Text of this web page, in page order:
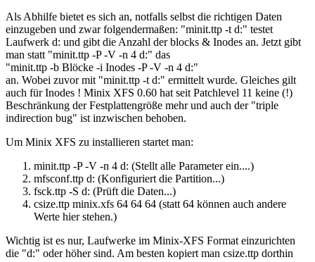
Als Abhilfe bietet es sich an, notfalls selbst die richtigen Daten
einzugeben und zwar folgendermaßen: "minit.ttp -t d:" testet
Laufwerk d: und gibt die Anzahl der blocks & Inodes an. Jetzt gibt
man statt "minit.ttp -P -V -n 4 d:" das
"minit.ttp -b Blöcke -i Inodes -P -V -n 4 d:"
an. Wobei zuvor mit "minit.ttp -t d:" ermittelt wurde. Gleiches gilt
auch für Inodes ! Minix XFS 0.60 hat seit Patchlevel 11 keine (!)
Beschränkung der Festplattengröße mehr und auch der "triple
indirection bug" ist inzwischen behoben.
Um Minix XFS zu installieren startet man:
minit.ttp -P -V -n 4 d: (Stellt alle Parameter ein....)
mfsconf.ttp d: (Konfiguriert die Partition...)
fsck.ttp -S d: (Prüft die Daten...)
csize.ttp minix.xfs 64 64 64 (statt 64 können auch andere
Werte hier stehen.)
Wichtig ist es nur, Laufwerke im Minix-XFS Format einzurichten
die "d:" oder höher sind. Am besten kopiert man csize.ttp dorthin